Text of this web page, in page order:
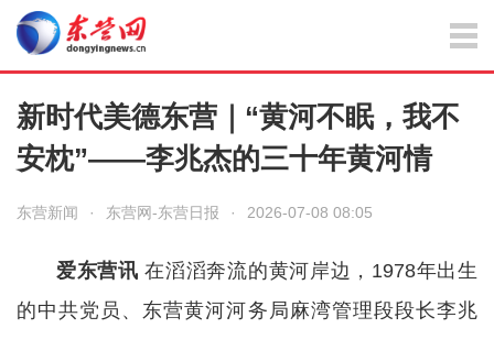
新时代美德东营｜“黄河不眠，我不
安枕”——李兆杰的三十年黄河情
东营新闻 · 东营网-东营日报 · 2026-07-08 08:05
爱东营讯 在滔滔奔流的黄河岸边，1978年出生
的中共党员、东营黄河河务局麻湾管理段段长李兆